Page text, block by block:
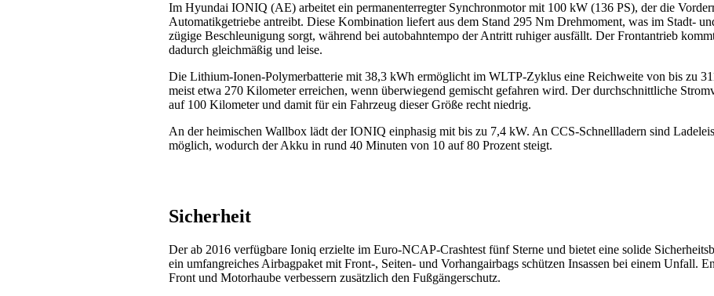
Im Hyundai IONIQ (AE) arbeitet ein permanenterregter Synchronmotor mit 100 kW (136 PS), der die
Automatikgetriebe antreibt. Diese Kombination liefert aus dem Stand 295 Nm Drehmoment, was im Stadt-
zügige Beschleunigung sorgt, während bei autobahntempo der Antritt ruhiger ausfällt. Der Frontantrieb
dadurch gleichmäßig und leise.
Die Lithium-Ionen-Polymerbatterie mit 38,3 kWh ermöglicht im WLTP-Zyklus eine Reichweite von bis zu
meist etwa 270 Kilometer erreichen, wenn überwiegend gemischt gefahren wird. Der durchschnittliche
auf 100 Kilometer und damit für ein Fahrzeug dieser Größe recht niedrig.
An der heimischen Wallbox lädt der IONIQ einphasig mit bis zu 7,4 kW. An CCS-Schnellladern sind
möglich, wodurch der Akku in rund 40 Minuten von 10 auf 80 Prozent steigt.
Sicherheit
Der ab 2016 verfügbare Ioniq erzielte im Euro-NCAP-Crashtest fünf Sterne und bietet eine solide
ein umfangreiches Airbagpaket mit Front-, Seiten- und Vorhangairbags schützen Insassen bei einem Unfall.
Front und Motorhaube verbessern zusätzlich den Fußgängerschutz.